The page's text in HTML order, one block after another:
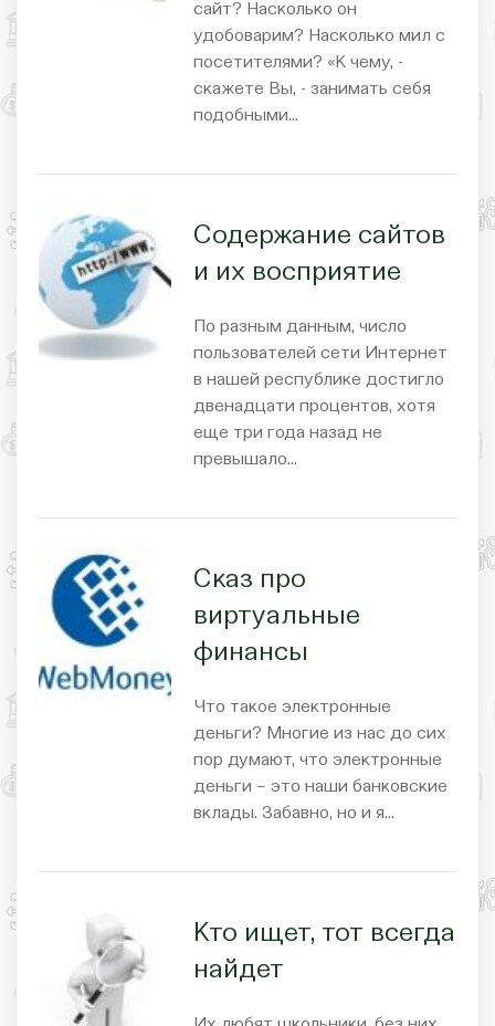
сайт? Насколько он
удобоварим? Насколько мил с
посетителями? «К чему, -
скажете Вы, - занимать себя
подобными…
Содержание сайтов
и их восприятие
По разным данным, число
пользователей сети Интернет
в нашей республике достигло
двенадцати процентов, хотя
еще три года назад не
превышало…
Сказ про
виртуальные
финансы
Что такое электронные
деньги? Многие из нас до сих
пор думают, что электронные
деньги – это наши банковские
вклады. Забавно, но и я…
Кто ищет, тот всегда
найдет